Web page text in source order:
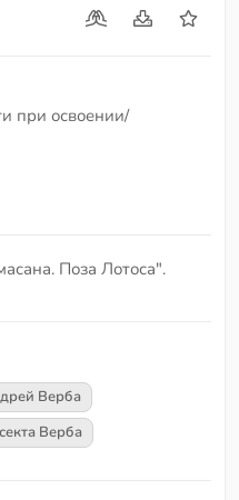
при освоении/
Поза Лотоса".
Верба
секта Верба